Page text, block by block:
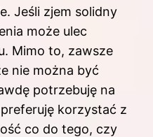
Jeśli zjem solidny
może ulec
Mimo to, zawsze
nie można być
potrzebuję na
korzystać z
co do tego, czy